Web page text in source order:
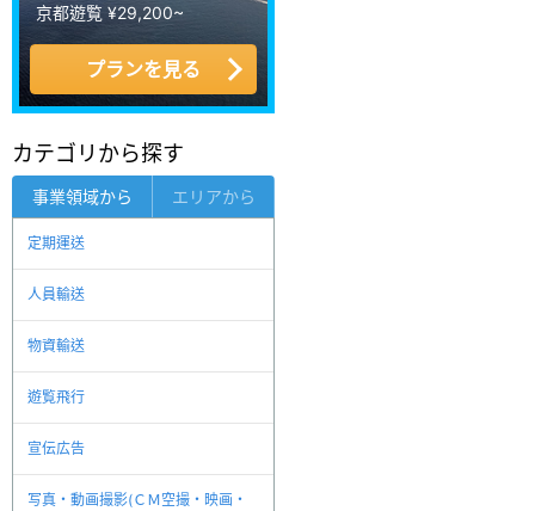
京都遊覧 ¥29,200~
プランを見る
カテゴリから探す
事業領域から エリアから
定期運送
人員輸送
物資輸送
遊覧飛行
宣伝広告
写真・動画撮影(ＣＭ空撮・映画・